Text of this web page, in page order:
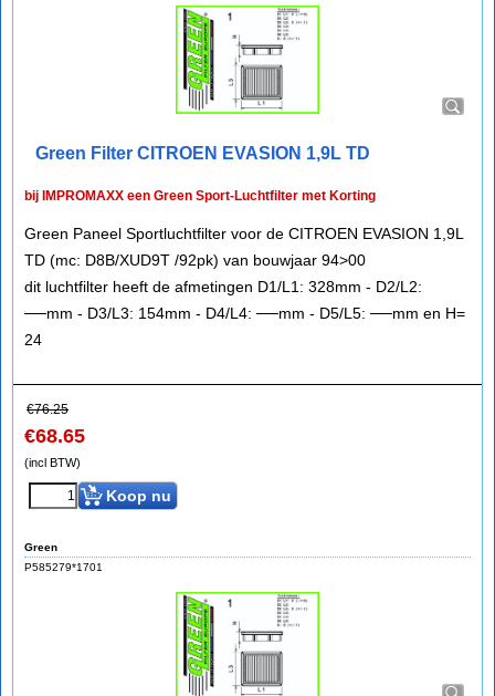
Green Filter CITROEN EVASION 1,9L TD
bij IMPROMAXX een Green Sport-Luchtfilter met Korting
Green Paneel Sportluchtfilter voor de CITROEN EVASION 1,9L
TD (mc: D8B/XUD9T /92pk) van bouwjaar 94>00
dit luchtfilter heeft de afmetingen D1/L1: 328mm - D2/L2:
──mm - D3/L3: 154mm - D4/L4: ──mm - D5/L5: ──mm en H=
24
€76.25
€68.65
(incl BTW)
Koop nu
Green
P585279*1701